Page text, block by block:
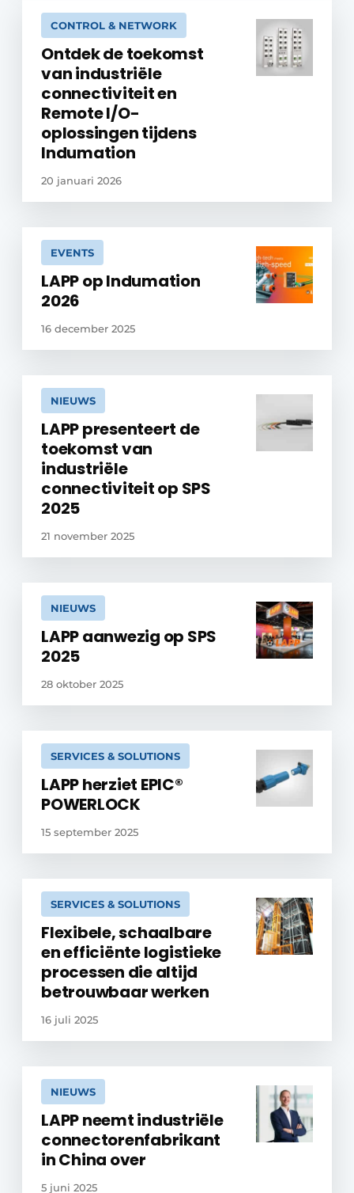
CONTROL & NETWORK
Ontdek de toekomst
van industriële
connectiviteit en
Remote I/O-
oplossingen tijdens
Indumation
20 januari 2026
EVENTS
LAPP op Indumation
2026
16 december 2025
NIEUWS
LAPP presenteert de
toekomst van
industriële
connectiviteit op SPS
2025
21 november 2025
NIEUWS
LAPP aanwezig op SPS
2025
28 oktober 2025
SERVICES & SOLUTIONS
LAPP herziet EPIC®
POWERLOCK
15 september 2025
SERVICES & SOLUTIONS
Flexibele, schaalbare
en efficiënte logistieke
processen die altijd
betrouwbaar werken
16 juli 2025
NIEUWS
LAPP neemt industriële
connectorenfabrikant
in China over
5 juni 2025